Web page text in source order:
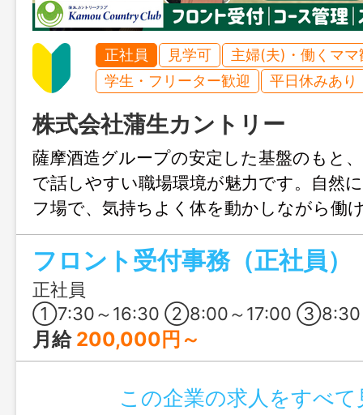
正社員 見学可
主婦(夫)・働くママ
学生・フリーター歓迎
平日休みあり
株式会社蒲生カントリー
薩摩酒造グループの安定した基盤のもと
で話しやすい職場環境が魅力です。自然
フ場で、気持ちよく体を動かしながら働
が単調になりにくく、やりがいを感じや
接客が好きな方や、人と関わるのが好き
です！
フロント受付事務（正社員）
正社員
①7:30～16:30 ②8:00～17:00 ③8:30～17:30
月給 200,000円～
この企業の求人をすべて